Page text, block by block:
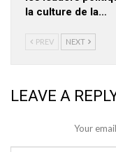
la culture de la…
PREV NEXT
LEAVE A
Your